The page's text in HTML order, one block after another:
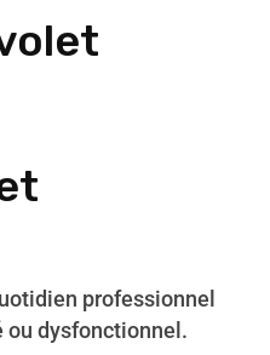
professionnel
ou dysfonctionnel.